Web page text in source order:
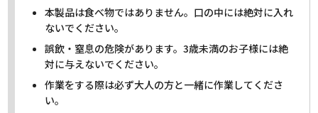
本製品は食べ物ではありません。口の中には絶対に入れ
ないでください。
誤飲・窒息の危険があります。3歳未満のお子様には絶
対に与えないでください。
作業をする際は必ず大人の方と一緒に作業してくださ
い。